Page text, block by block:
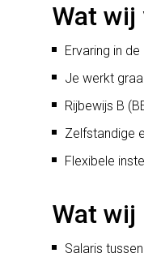
Wat wij
Ervaring in
Je werkt
Rijbewijs B
Zelfstandige
Flexibele
Wat wij
Salaris tussen